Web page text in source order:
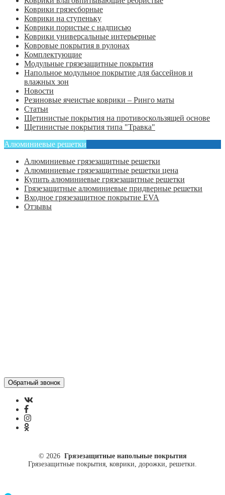
Коврики грязесборные
Коврики на ступеньку
Коврики пористые с надписью
Коврики универсальные интерьерные
Ковровые покрытия в рулонах
Комплектующие
Модульные грязезащитные покрытия
Напольное модульное покрытие для бассейнов и
влажных зон
Новости
Резиновые ячеистые коврики – Ринго маты
Статьи
Щетинистые покрытия на противоскользящей основе
Щетинистые покрытия типа "Травка"
Алюминиевые решетки
Алюминиевые грязезащитные решетки
Алюминиевые грязезащитные решетки цена
Купить алюминиевые грязезащитные решетки
Грязезащитные алюминиевые придверные решетки
Входное грязезащитное покрытие EVA
Отзывы
© 2026 Грязезащитные напольные покрытия
Грязезащитные покрытия, коврики, дорожки, решетки.